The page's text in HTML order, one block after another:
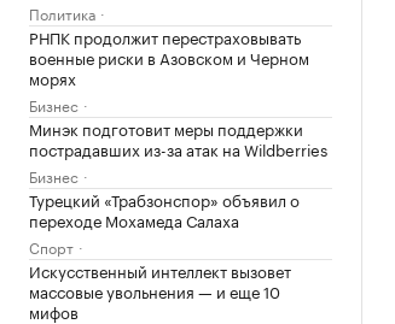
Политика
РНПК продолжит перестраховывать
военные риски в Азовском и Черном
морях
Бизнес
Минэк подготовит меры поддержки
пострадавших из-за атак на Wildberries
Бизнес
Турецкий «Трабзонспор» объявил о
переходе Мохамеда Салаха
Спорт
Искусственный интеллект вызовет
массовые увольнения — и еще 10
мифов